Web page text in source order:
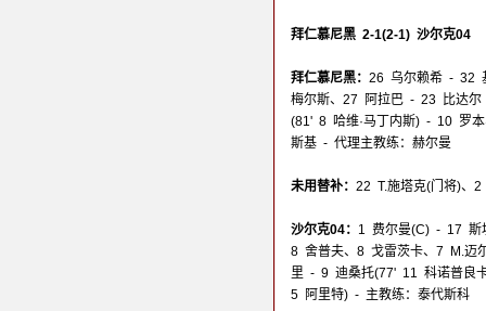
拜仁慕尼黑 2-1(2-1) 沙尔克04
拜仁慕尼黑： 26 乌尔赖希 - 32
梅尔斯、27 阿拉巴 - 23 比达尔
(81' 8 哈维·马丁内斯) - 10 罗
斯基 - 代理主教练：赫尔曼
未用替补： 22 T.施塔克(门将)、
沙尔克04： 1 费尔曼(C) - 17 斯
8 舍普夫、8 戈雷茨卡、7 M.迈
里 - 9 迪桑托(77' 11 科诺普良
5 阿里特) - 主教练：泰代斯科